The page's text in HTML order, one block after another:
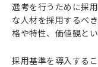
選考を行うために採
な人材を採用するべ
格や特性、価値観と
採用基準を導入する